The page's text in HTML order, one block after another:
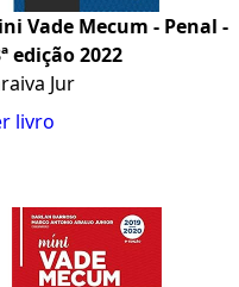
Vade Mecum - Penal -
edição 2022
Jur
livro